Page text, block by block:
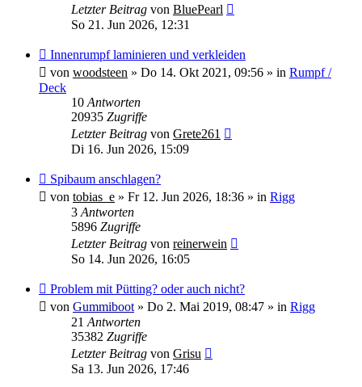
Letzter Beitrag von BluePearl
So 21. Jun 2026, 12:31
Neuer
Innenrumpf laminieren und verkleiden
von woodsteen » Do 14. Okt 2021, 09:56 » in Rumpf /
Deck
10 Antworten
20935 Zugriffe
Letzter Beitrag von Grete261
Di 16. Jun 2026, 15:09
Neuer
Beitrag
Spibaum anschlagen?
von tobias_e » Fr 12. Jun 2026, 18:36 » in Rigg
3 Antworten
5896 Zugriffe
Letzter Beitrag von reinerwein
So 14. Jun 2026, 16:05
Neuer
Beitrag
Problem mit Pütting? oder auch nicht?
von Gummiboot » Do 2. Mai 2019, 08:47 » in Rigg
21 Antworten
35382 Zugriffe
Letzter Beitrag von Grisu
Sa 13. Jun 2026, 17:46